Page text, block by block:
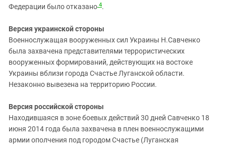
Федерации было отказано 4.
Версия украинской стороны
Военнослужащая вооруженных сил Украины Н.Савченко
была захвачена представителями террористических
вооруженных формирований, действующих на востоке
Украины вблизи города Счастье Луганской области.
Незаконно вывезена на территорию России.
Версия российской стороны
Находившаяся в зоне боевых действий 30 дней Савченко 18
июня 2014 года была захвачена в плен военнослужащими
армии ополчения под городом Счастье (Луганская